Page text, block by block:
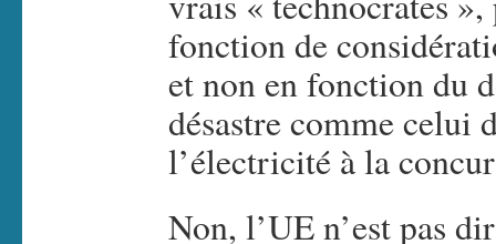
fonction de
et non en fonction du
désastre comme celui
l’électricité à la
Non, l’UE n’est pas